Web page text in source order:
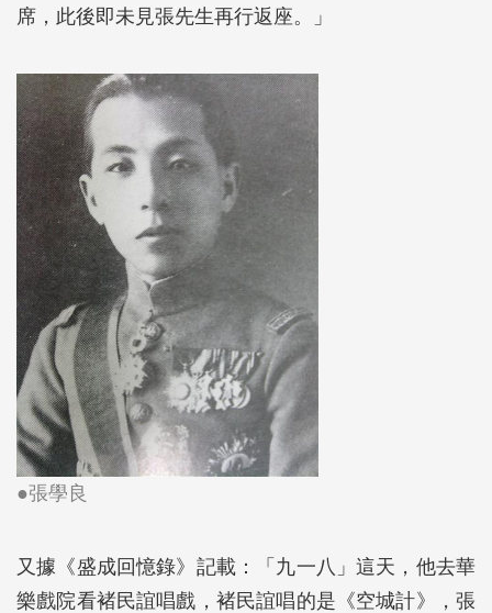
席，此後即未見張先生再行返座。」
●張學良
又據《盛成回憶錄》記載：「九一八」這天，他去華
樂戲院看褚民誼唱戲，褚民誼唱的是《空城計》，張